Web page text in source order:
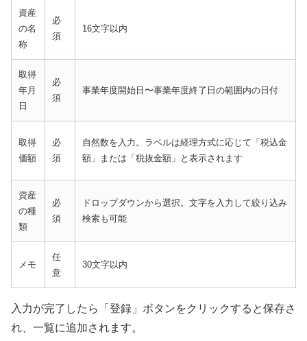
資産
の名
称
必
須
16文字以内
取得
年月
日
必
須
事業年度開始日〜事業年度終了日の範囲内の日付
取得
価額
必
須
自然数を入力。ラベルは経理方式に応じて「税込金
額」または「税抜金額」と表示されます
資産
の種
類
必
須
ドロップダウンから選択。文字を入力して絞り込み
検索も可能
メモ
任
意
30文字以内
入力が完了したら「登録」ボタンをクリックすると保存さ
れ、一覧に追加されます。